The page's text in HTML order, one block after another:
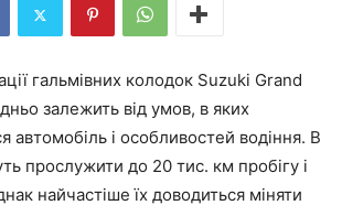
гальмівних колодок Suzuki Grand
залежить від умов, в яких
автомобіль і особливостей водіння. В
прослужити до 20 тис. км пробігу і
найчастіше їх доводиться міняти